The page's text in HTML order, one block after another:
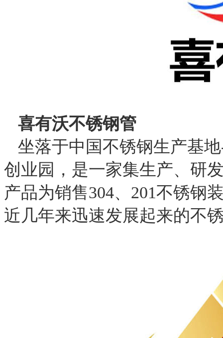
喜有沃不锈钢管
坐落于中国不锈钢生产基
创业园，是一家集生产、研
产品为销售304、201不锈钢
近几年来迅速发展起来的不